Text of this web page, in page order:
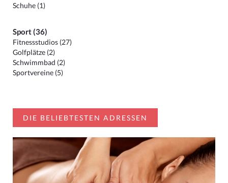
Schuhe (1)
Sport (36)
Fitnessstudios (27)
Golfplätze (2)
Schwimmbad (2)
Sportvereine (5)
DIE BELIEBTESTEN ADRESSEN